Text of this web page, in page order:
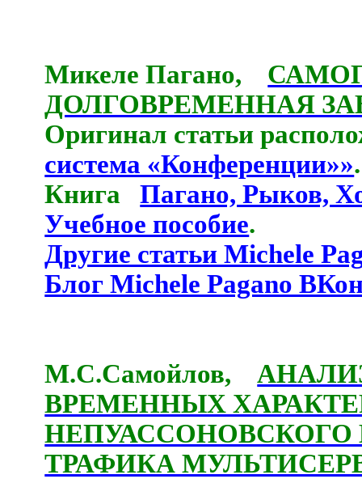
Микеле Пагано,
ДОЛГОВРЕМЕННАЯ
Оригинал статьи
система «Конференции»».
Книга
Пагано, Рыков,
Учебное пособие.
Другие статьи Michele
Блог Michele Pagano
М.С.Самойлов,
ВРЕМЕННЫХ
ТРАФИКА